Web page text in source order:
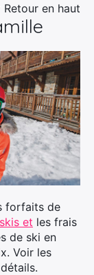
Retour en haut
forfaits de
skis et les frais
de ski en
Voir les